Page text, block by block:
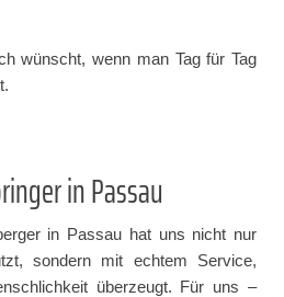
wünscht, wenn man Tag für Tag
in Passau
in Passau hat uns nicht nur
sondern mit echtem Service,
überzeugt. Für uns –